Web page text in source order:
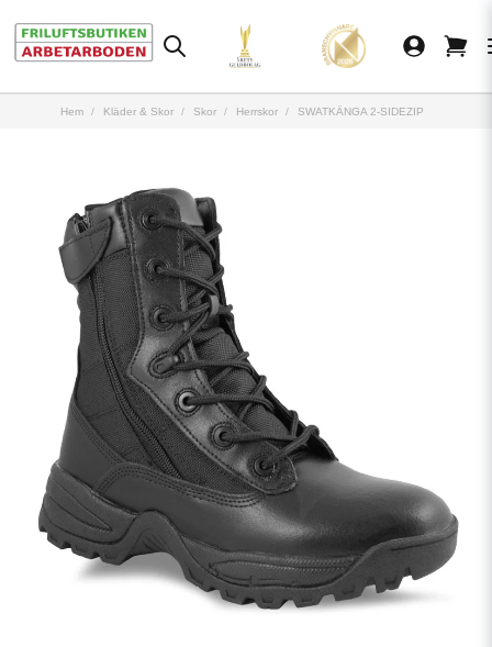
Hem Kläder & Skor Skor Herrskor SWATKÄNGA 2-SIDEZIP